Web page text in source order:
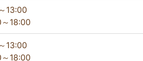
13:00
18:00
13:00
18:00